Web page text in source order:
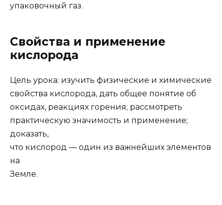
упаковочный газ.
Свойства и применение
кислорода
Цель урока: изучить физические и химические
свойства кислорода, дать общее понятие об
оксидах, реакциях горения; рассмотреть
практическую значимость и применение;
доказать,
что кислород — один из важнейших элементов
на
Земле.